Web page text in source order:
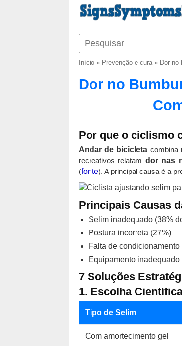
Início» Prevenção e cura» Dor no
Dor no
Por que o ciclismo
Andar de bicicleta combina
recreativos relatam dor nas
(fonte). A principal causa é a
Principais Causas
Selim inadequado (38%
Postura incorreta (27%)
Falta de condicionamento
Equipamento inadequado
7 Soluções
1. Escolha
Tipo de Selim
Com amortecimento gel